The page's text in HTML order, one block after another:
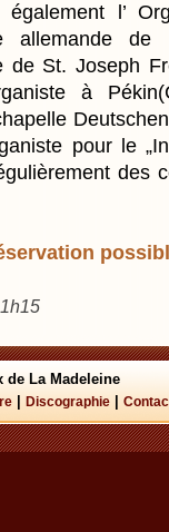
l’
allemande
de St. Joseph
à
pour le
des
de La Madeleine
Discographie